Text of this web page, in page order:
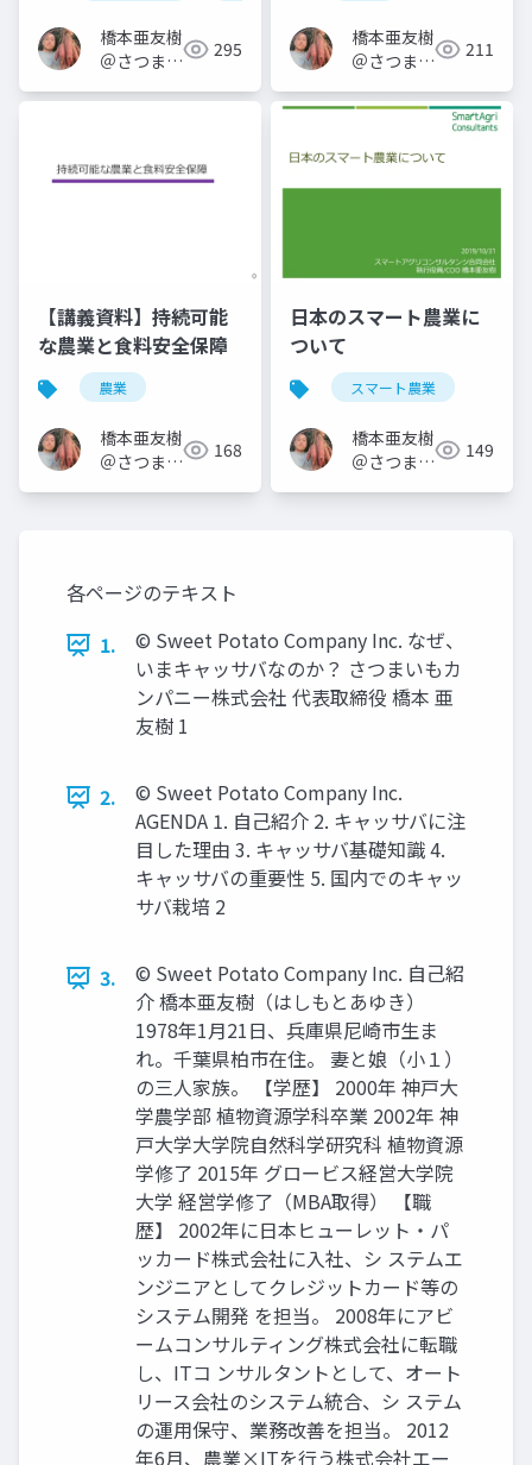
橋本亜友樹
＠さつまい
295
橋本亜友樹
＠さつまい
211
【講義資料】持続可能
な農業と食料安全保障
農業
橋本亜友樹
＠さつまい
168
日本のスマート農業に
ついて
スマート農業
橋本亜友樹
＠さつまい
149
各ページのテキスト
1.
© Sweet Potato Company Inc. なぜ、
いまキャッサバなのか？ さつまいもカ
ンパニー株式会社 代表取締役 橋本 亜
友樹 1
2.
© Sweet Potato Company Inc.
AGENDA 1. 自己紹介 2. キャッサバに注
目した理由 3. キャッサバ基礎知識 4.
キャッサバの重要性 5. 国内でのキャッ
サバ栽培 2
3.
© Sweet Potato Company Inc. 自己紹
介 橋本亜友樹（はしもとあゆき）
1978年1月21日、兵庫県尼崎市生ま
れ。千葉県柏市在住。 妻と娘（小１）
の三人家族。 【学歴】 2000年 神戸大
学農学部 植物資源学科卒業 2002年 神
戸大学大学院自然科学研究科 植物資源
学修了 2015年 グロービス経営大学院
大学 経営学修了（MBA取得） 【職
歴】 2002年に日本ヒューレット・パ
ッカード株式会社に入社、シ ステムエ
ンジニアとしてクレジットカード等の
システム開発 を担当。 2008年にアビ
ームコンサルティング株式会社に転職
し、ITコ ンサルタントとして、オート
リース会社のシステム統合、シ ステム
の運用保守、業務改善を担当。 2012
年6月、農業×ITを行う株式会社エー